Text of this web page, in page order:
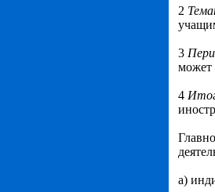
2
3
может
4
а)